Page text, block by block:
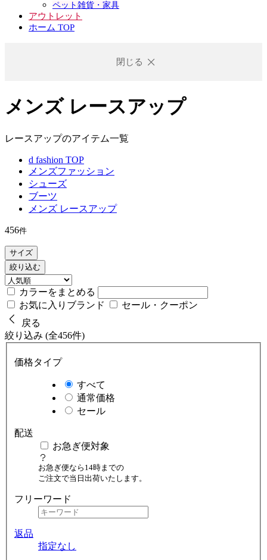
ペット雑貨・家具
アウトレット
ホーム TOP
閉じる
メンズ レースアップ
レースアップのアイテム一覧
d fashion TOP
メンズファッション
シューズ
ブーツ
メンズ レースアップ
456件
サイズ
絞り込む
カラーをまとめる
お気に入りブランド
セール・クーポン
戻る
絞り込み (全456件)
価格タイプ
すべて
通常価格
セール
配送
お急ぎ便対象
お急ぎ便なら14時までの
ご注文で当日出荷いたします。
フリーワード
返品
指定なし